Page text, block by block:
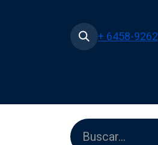
+ 6458-9262